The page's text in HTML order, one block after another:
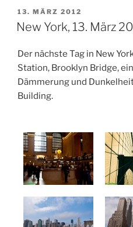
VERÖFFENTLICHT
AM
13. MÄRZ 2012
New York, 13. März
Der nächste Tag in New
Station, Brooklyn Bridge,
Dämmerung und
Building.